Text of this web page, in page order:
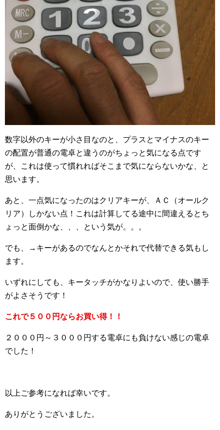
数字以外のキーが小さ目なのと、プラスとマイナスのキー
の配置が普通の電卓と違うのがちょっと気になる点です
が、これは使って慣れればそこまで気にならないかな、と
思います。
あと、一点気になったのはクリアキーが、ＡＣ（オールク
リア）しかない点！これは計算してる途中に間違えるとち
ょっと面倒かな、、、という気が。。。
でも、→キーがあるのでなんとかそれで代替できる気もし
ます。
いずれにしても、キータッチがかなりよいので、使い勝手
がよさそうです！
これで５００円ならお買い得！！
２０００円～３０００円する電卓にも負けない感じの電卓
でした！
以上ご参考になれば幸いです。
ありがとうございました。